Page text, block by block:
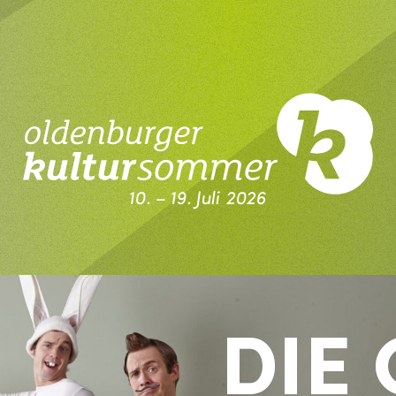
Kultursommer Oldenburg
10. – 19. Juli 2026
DIE
DIE